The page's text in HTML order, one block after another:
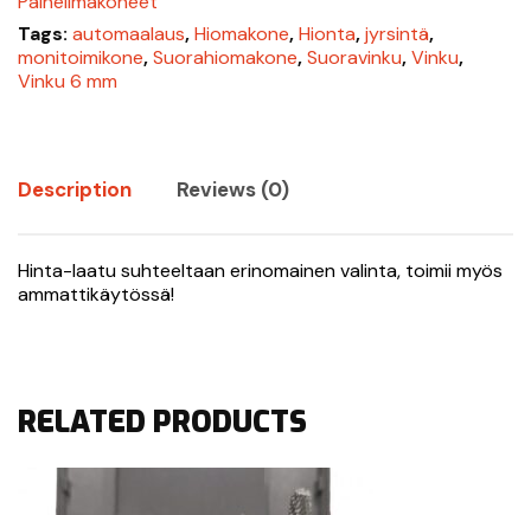
Tags: automaalaus,Hiomakone,Hionta,jyrsintä,
monitoimikone,Suorahiomakone,Suoravinku,Vinku,
Vinku 6 mm
Description Reviews (0)
Hinta-laatu suhteeltaan erinomainen valinta, toimii myös
ammattikäytössä!
RELATED PRODUCTS